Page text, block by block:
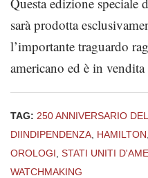
sarà prodotta
l’importante traguardo
americano ed è in
TAG: 250 ANNIVERSARIO
DIINDIPENDENZA HAMILTON
OROLOGI STATI UNITI
WATCHMAKING